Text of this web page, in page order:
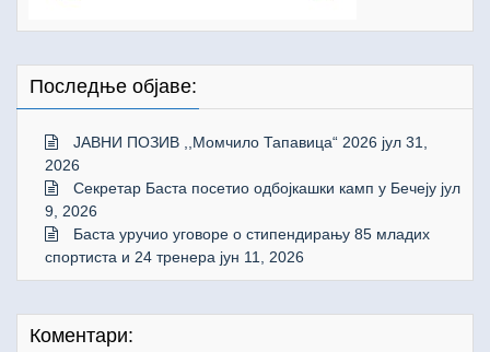
Последње објаве:
ЈАВНИ ПОЗИВ ,,Момчило Тапавица“ 2026 јул 31,
2026
Секретар Баста посетио одбојкашки камп у Бечеју јул
9, 2026
Баста уручио уговоре о стипендирању 85 младих
спортиста и 24 тренера јун 11, 2026
Коментари: